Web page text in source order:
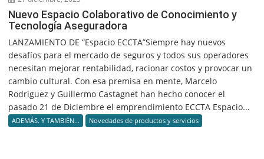
Nuevo Espacio Colaborativo de Conocimiento y
Tecnología Aseguradora
LANZAMIENTO DE “Espacio ECCTA”Siempre hay nuevos
desafíos para el mercado de seguros y todos sus operadores
necesitan mejorar rentabilidad, racionar costos y provocar un
cambio cultural. Con esa premisa en mente, Marcelo
Rodriguez y Guillermo Castagnet han hecho conocer el
pasado 21 de Diciembre el emprendimiento ECCTA Espacio...
ADEMÁS. Y TAMBIÉN... Novedades de productos y servicios